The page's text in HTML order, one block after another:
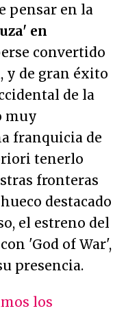
pensar en la
en
convertido
y de gran éxito
de la
muy
franquicia de
tenerlo
fronteras
destacado
el estreno del
'God of War',
presencia.
los